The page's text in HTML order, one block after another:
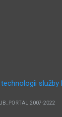
služby
2007-2022